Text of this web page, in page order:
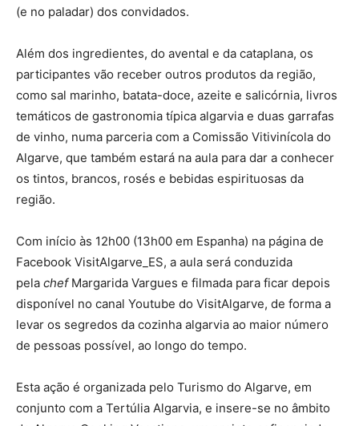
(e no paladar) dos convidados.
Além dos ingredientes, do avental e da cataplana, os
participantes vão receber outros produtos da região,
como sal marinho, batata-doce, azeite e salicórnia, livros
temáticos de gastronomia típica algarvia e duas garrafas
de vinho, numa parceria com a Comissão Vitivinícola do
Algarve, que também estará na aula para dar a conhecer
os tintos, brancos, rosés e bebidas espirituosas da
região.
Com início às 12h00 (13h00 em Espanha) na página de
Facebook VisitAlgarve_ES, a aula será conduzida
pela chefMargarida Vargues e filmada para ficar depois
disponível no canal Youtube do VisitAlgarve, de forma a
levar os segredos da cozinha algarvia ao maior número
de pessoas possível, ao longo do tempo.
Esta ação é organizada pelo Turismo do Algarve, em
conjunto com a Tertúlia Algarvia, e insere-se no âmbito